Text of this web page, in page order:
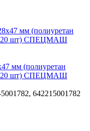
мм (полиуретан
20 шт) СПЕЦМАШ
642215001782